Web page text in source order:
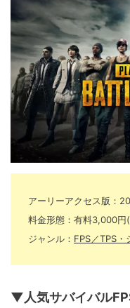
アーリーアクセス版：
料金形態：有料3,000円
ジャンル： FPS／TPS・
▼人気サバイバル